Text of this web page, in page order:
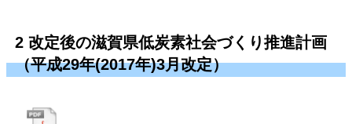
2 改定後の滋賀県低炭素社会づくり推進計画
（平成29年(2017年)3月改定）